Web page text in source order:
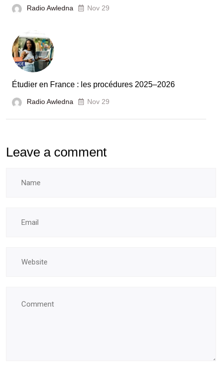
et
écoles
Radio Awledna Nov 29
Étudier en France : les procédures 2025–2026
Radio Awledna Nov 29
Leave a comment